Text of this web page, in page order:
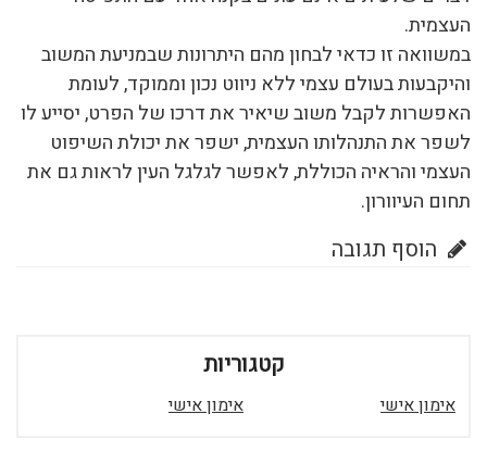
העצמית.
במשוואה זו כדאי לבחון מהם היתרונות שבמניעת המשוב
והיקבעות בעולם עצמי ללא ניווט נכון וממוקד, לעומת
האפשרות לקבל משוב שיאיר את דרכו של הפרט, יסייע לו
לשפר את התנהלותו העצמית, ישפר את יכולת השיפוט
העצמי והראיה הכוללת, לאפשר לגלגל העין לראות גם את
תחום העיוורון.
הוסף תגובה
קטגוריות
אימון אישי אימון אישי